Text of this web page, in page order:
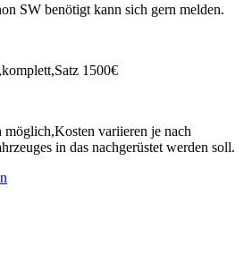
SW benötigt kann sich gern melden.
1500€
variieren je nach
in das nachgerüstet werden soll.